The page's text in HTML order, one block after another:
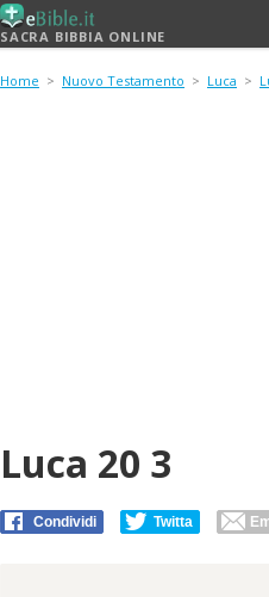
SACRA BIBBIA ONLINE
Home > Nuovo Testamento > Luca >
Luca 20 3
Condividi Twitta